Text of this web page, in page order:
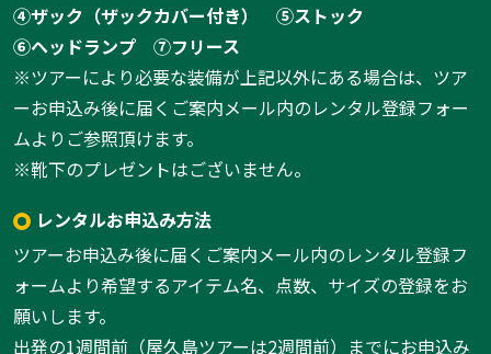
④ザック（ザックカバー付き）
⑤ストック
⑥ヘッドランプ
⑦フリース
※ツアーにより必要な装備が上記以外にある場合は、ツア
ーお申込み後に届くご案内メール内のレンタル登録フォー
ムよりご参照頂けます。
※靴下のプレゼントはございません。
レンタルお申込み方法
ツアーお申込み後に届くご案内メール内のレンタル登録フ
ォームより希望するアイテム名、点数、サイズの登録をお
願いします。
出発の1週間前（屋久島ツアーは2週間前）までにお申込み